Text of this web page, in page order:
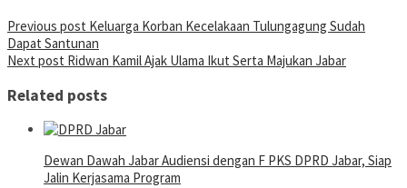
Post
navigation
Previous post Keluarga Korban Kecelakaan Tulungagung Sudah
Dapat Santunan
Next post Ridwan Kamil Ajak Ulama Ikut Serta Majukan Jabar
Related posts
Dewan Dawah Jabar Audiensi dengan F PKS DPRD Jabar, Siap
Jalin Kerjasama Program